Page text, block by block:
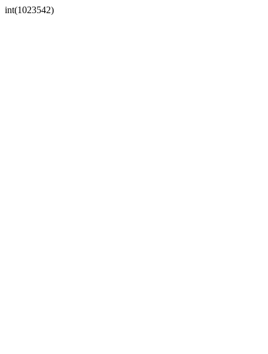
int(1023542)